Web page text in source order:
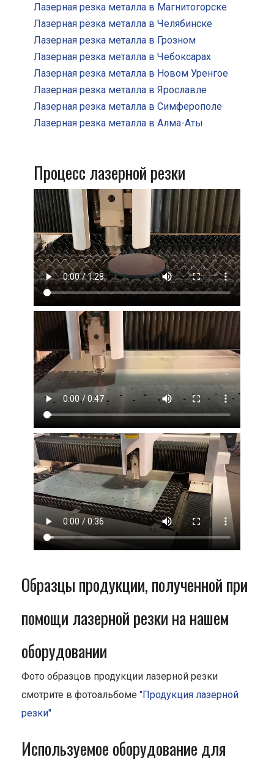
Лазерная резка металла в Магнитогорске
Лазерная резка металла в Челябинске
Лазерная резка металла в Грозном
Лазерная резка металла в Чебоксарах
Лазерная резка металла в Новом Уренгое
Лазерная резка металла в Ярославле
Лазерная резка металла в Симферополе
Лазерная резка металла в Алма-Аты
Процесс лазерной резки
Образцы продукции, полученной при
помощи лазерной резки на нашем
оборудовании
Фото образцов продукции лазерной резки
смотрите в фотоальбоме "Продукция лазерной
резки"
Используемое оборудование для